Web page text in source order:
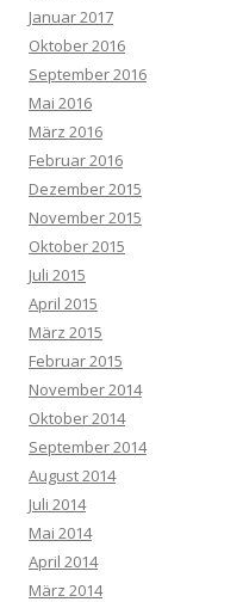
Januar 2017
Oktober 2016
September 2016
Mai 2016
März 2016
Februar 2016
Dezember 2015
November 2015
Oktober 2015
Juli 2015
April 2015
März 2015
Februar 2015
November 2014
Oktober 2014
September 2014
August 2014
Juli 2014
Mai 2014
April 2014
März 2014